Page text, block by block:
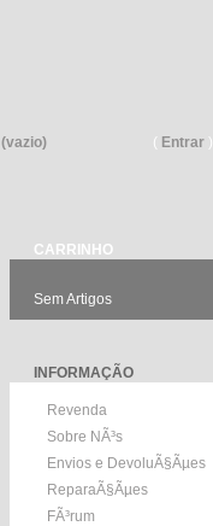
(vazio) ( Entrar)
CARRINHO
Sem Artigos
INFORMAÇÃO
Revenda
Sobre NÃ³s
Envios e DevoluÃ§Ãµes
ReparaÃ§Ãµes
FÃ³rum